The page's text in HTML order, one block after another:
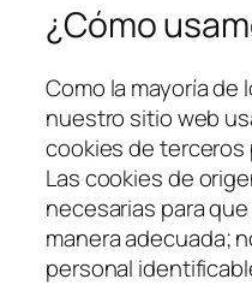
¿Cómo
Como la mayoría de
nuestro sitio web
cookies de terceros
Las cookies de
necesarias para
manera adecuada;
personal